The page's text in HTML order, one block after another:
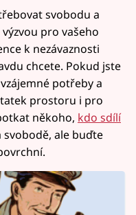
svobodu a
pro vašeho
k nezávaznosti
chcete. Pokud jste
potřeby a
prostoru i pro
někoho, kdo sdílí
svobodě, ale buďte